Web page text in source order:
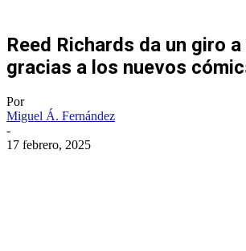
Reed Richards da un giro
gracias a los nuevos
Por
Miguel Á. Fernández
-
17 febrero, 2025